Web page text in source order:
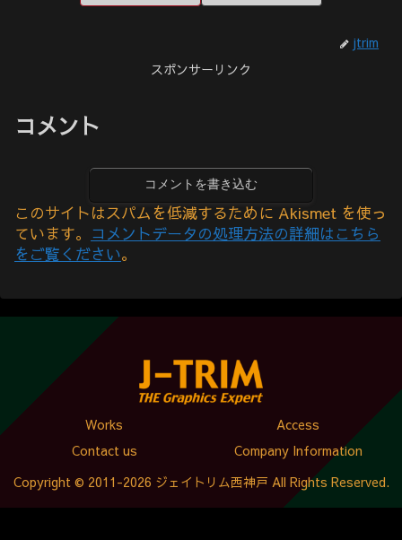
jtrim
スポンサーリンク
コメント
コメントを書き込む
このサイトはスパムを低減するために Akismet を使っ
ています。 コメントデータの処理方法の詳細はこちら
をご覧ください。
Works
Access
Contact us
Company Information
Copyright © 2011-2026 ジェイトリム西神戸 All Rights Reserved.